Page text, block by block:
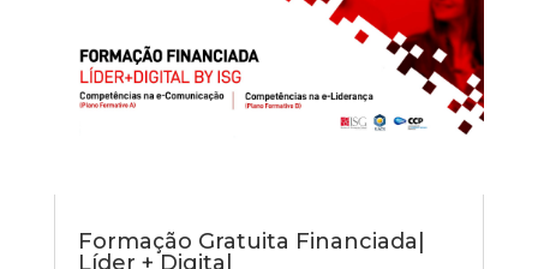
Formação Gratuita Financiada|
Líder + Digital